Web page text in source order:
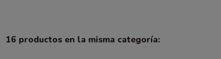
16 productos en la misma categoría: